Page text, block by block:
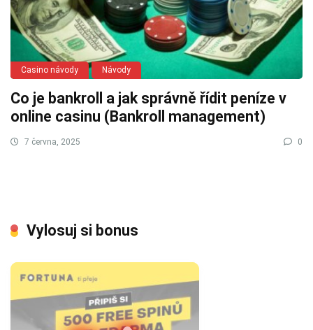
Casino návody Návody
Co je bankroll a jak správně řídit peníze v
online casinu (Bankroll management)
7 června, 2025 0
Vylosuj si bonus